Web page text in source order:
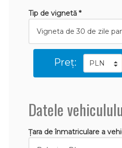
Tip de vignetă *
Preț:
Datele
Țara de înmatriculare a